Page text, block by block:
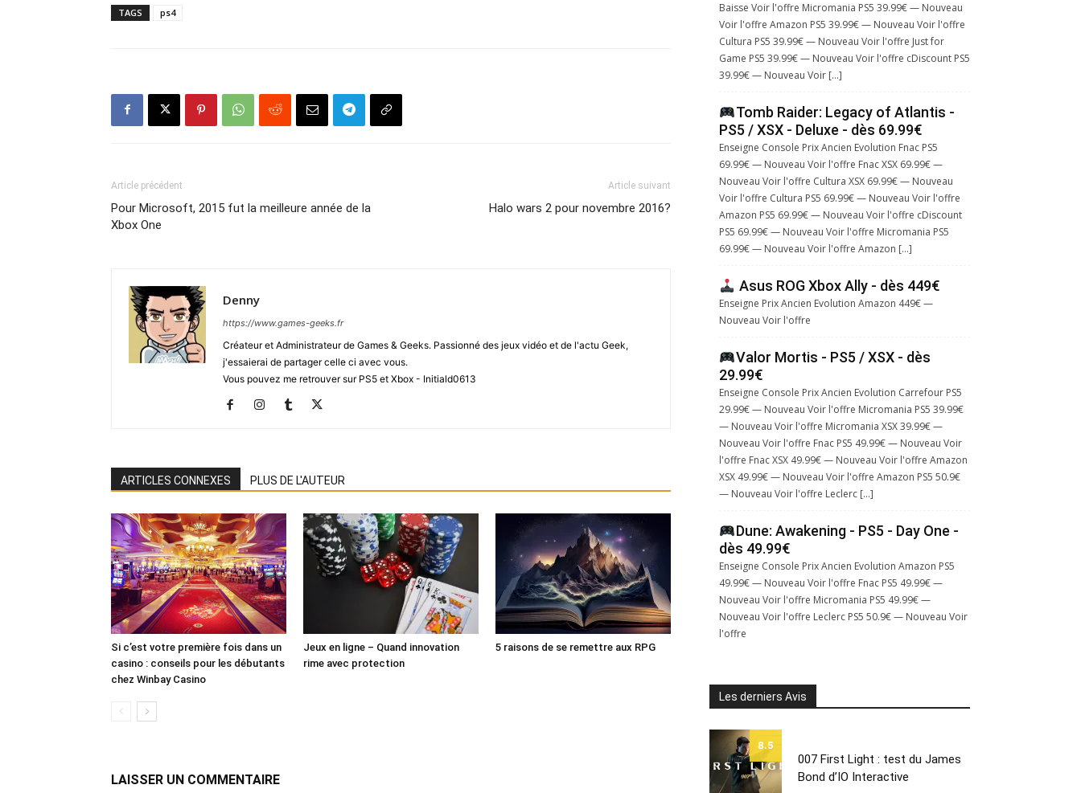
TAGS ps4
Article précédent
Pour Microsoft, 2015 fut la meilleure année de la
Xbox One
Article suivant
Halo wars 2 pour novembre 2016?
Denny
https://www.games-geeks.fr
Créateur et Administrateur de Games & Geeks. Passionné des jeux vidéo et de l'actu Geek,
j'essaierai de partager celle ci avec vous.
Vous pouvez me retrouver sur PS5 et Xbox - Initiald0613
ARTICLES CONNEXES PLUS DE L'AUTEUR
Si c’est votre première fois dans un
casino : conseils pour les débutants
chez Winbay Casino
Jeux en ligne – Quand innovation
rime avec protection
5 raisons de se remettre aux RPG
LAISSER UN COMMENTAIRE
Baisse Voir l'offre Micromania PS5 39.99€ — Nouveau
Voir l'offre Amazon PS5 39.99€ — Nouveau Voir l'offre
Cultura PS5 39.99€ — Nouveau Voir l'offre Just for
Game PS5 39.99€ — Nouveau Voir l'offre cDiscount PS5
39.99€ — Nouveau Voir […]
Tomb Raider: Legacy of Atlantis -
PS5 / XSX - Deluxe - dès 69.99€
Enseigne Console Prix Ancien Evolution Fnac PS5
69.99€ — Nouveau Voir l'offre Fnac XSX 69.99€ —
Nouveau Voir l'offre Cultura XSX 69.99€ — Nouveau
Voir l'offre Cultura PS5 69.99€ — Nouveau Voir l'offre
Amazon PS5 69.99€ — Nouveau Voir l'offre cDiscount
PS5 69.99€ — Nouveau Voir l'offre Micromania PS5
69.99€ — Nouveau Voir l'offre Amazon […]
Asus ROG Xbox Ally - dès 449€
Enseigne Prix Ancien Evolution Amazon 449€ —
Nouveau Voir l'offre
Valor Mortis - PS5 / XSX - dès
29.99€
Enseigne Console Prix Ancien Evolution Carrefour PS5
29.99€ — Nouveau Voir l'offre Micromania PS5 39.99€
— Nouveau Voir l'offre Micromania XSX 39.99€ —
Nouveau Voir l'offre Fnac PS5 49.99€ — Nouveau Voir
l'offre Fnac XSX 49.99€ — Nouveau Voir l'offre Amazon
XSX 49.99€ — Nouveau Voir l'offre Amazon PS5 50.9€
— Nouveau Voir l'offre Leclerc […]
Dune: Awakening - PS5 - Day One -
dès 49.99€
Enseigne Console Prix Ancien Evolution Amazon PS5
49.99€ — Nouveau Voir l'offre Fnac PS5 49.99€ —
Nouveau Voir l'offre Micromania PS5 49.99€ —
Nouveau Voir l'offre Leclerc PS5 50.9€ — Nouveau Voir
l'offre
Les derniers Avis
8.5
007 First Light : test du James
Bond d’IO Interactive